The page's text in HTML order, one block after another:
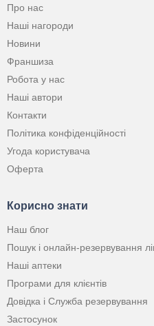
Про нас
Наші нагороди
Новини
Франшиза
Робота у нас
Наші автори
Контакти
Політика конфіденційності
Угода користувача
Оферта
Корисно знати
Наш блог
Пошук і онлайн-резервування
Наші аптеки
Програми для клієнтів
Довідка і Служба резервування
Застосунок